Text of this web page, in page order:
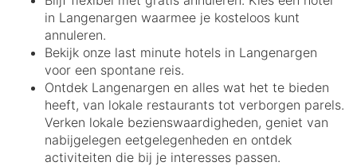
in Langenargen waarmee je kosteloos kunt
annuleren.
Bekijk onze last minute hotels in Langenargen
voor een spontane reis.
Ontdek Langenargen en alles wat het te bieden
heeft, van lokale restaurants tot verborgen parels.
Verken lokale bezienswaardigheden, geniet van
nabijgelegen eetgelegenheden en ontdek
activiteiten die bij je interesses passen.